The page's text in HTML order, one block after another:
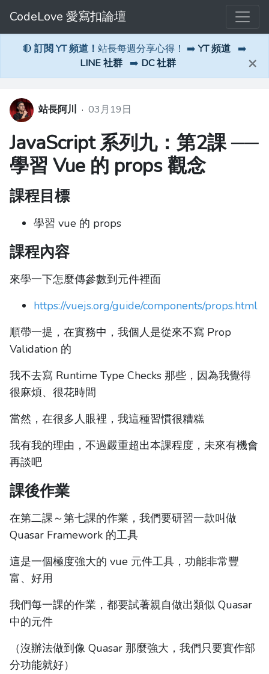
CodeLove 愛寫扣論壇
🔴 訂閱 YT 頻道！ 站長每週分享心得！ ➡️ YT 頻道 ➡️
LINE 社群 ➡️ DC 社群 ×
站長阿川 · 03月19日
JavaScript 系列九：第2課 ──
學習 Vue 的 props 觀念
課程目標
學習 vue 的 props
課程內容
來學一下怎麼傳參數到元件裡面
https://vuejs.org/guide/components/props.html
順帶一提，在實務中，我個人是從來不寫 Prop
Validation 的
我不去寫 Runtime Type Checks 那些，因為我覺得
很麻煩、很花時間
當然，在很多人眼裡，我這種習慣很糟糕
我有我的理由，不過嚴重超出本課程度，未來有機會
再談吧
課後作業
在第二課～第七課的作業，我們要研習一款叫做
Quasar Framework 的工具
這是一個極度強大的 vue 元件工具，功能非常豐
富、好用
我們每一課的作業，都要試著親自做出類似 Quasar
中的元件
（沒辦法做到像 Quasar 那麼強大，我們只要實作部
分功能就好）